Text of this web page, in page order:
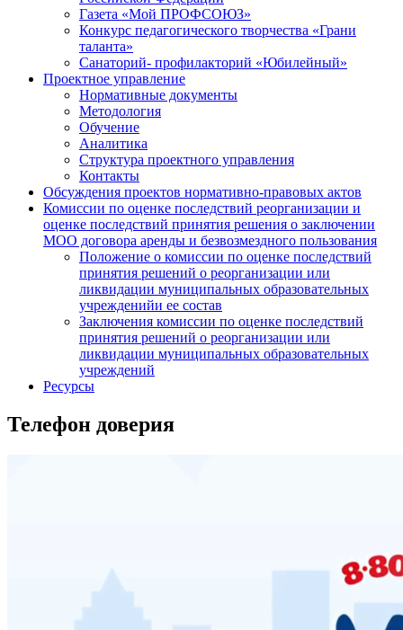
Газета «Мой ПРОФСОЮЗ»
Конкурс педагогического творчества «Грани
таланта»
Санаторий- профилакторий «Юбилейный»
Проектное управление
Нормативные документы
Методология
Обучение
Аналитика
Структура проектного управления
Контакты
Обсуждения проектов нормативно-правовых актов
Комиссии по оценке последствий реорганизации и
оценке последствий принятия решения о заключении
МОО договора аренды и безвозмездного пользования
Положение о комиссии по оценке последствий
принятия решений о реорганизации или
ликвидации муниципальных образовательных
учрежденийи ее состав
Заключения комиссии по оценке последствий
принятия решений о реорганизации или
ликвидации муниципальных образовательных
учреждений
Ресурсы
Телефон доверия